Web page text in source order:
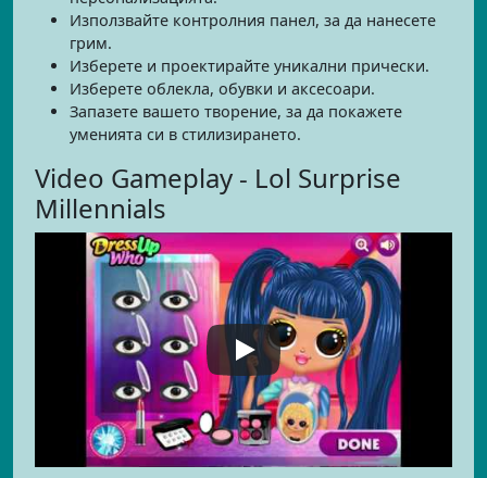
Използвайте контролния панел, за да нанесете
грим.
Изберете и проектирайте уникални прически.
Изберете облекла, обувки и аксесоари.
Запазете вашето творение, за да покажете
уменията си в стилизирането.
Video Gameplay - Lol Surprise
Millennials